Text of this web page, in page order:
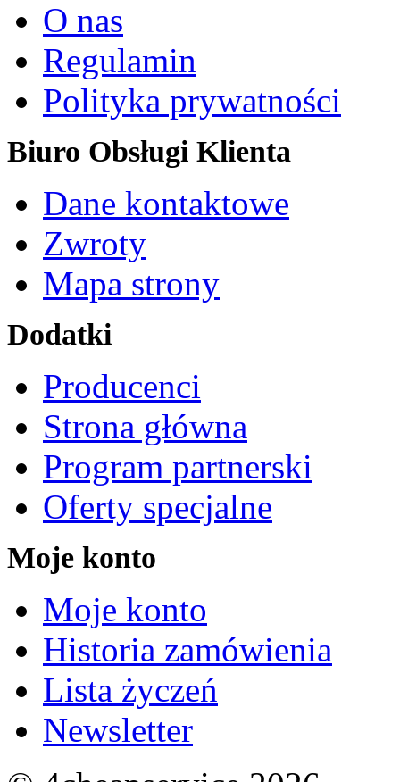
O nas
Regulamin
Polityka prywatności
Biuro Obsługi Klienta
Dane kontaktowe
Zwroty
Mapa strony
Dodatki
Producenci
Strona główna
Program partnerski
Oferty specjalne
Moje konto
Moje konto
Historia zamówienia
Lista życzeń
Newsletter